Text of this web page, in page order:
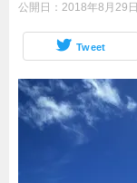
公開日： 2018年8月29日
Tweet